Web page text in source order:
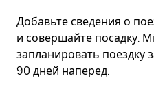
Добавьте сведения о
и совершайте посадку.
запланировать поездку
90 дней наперед.